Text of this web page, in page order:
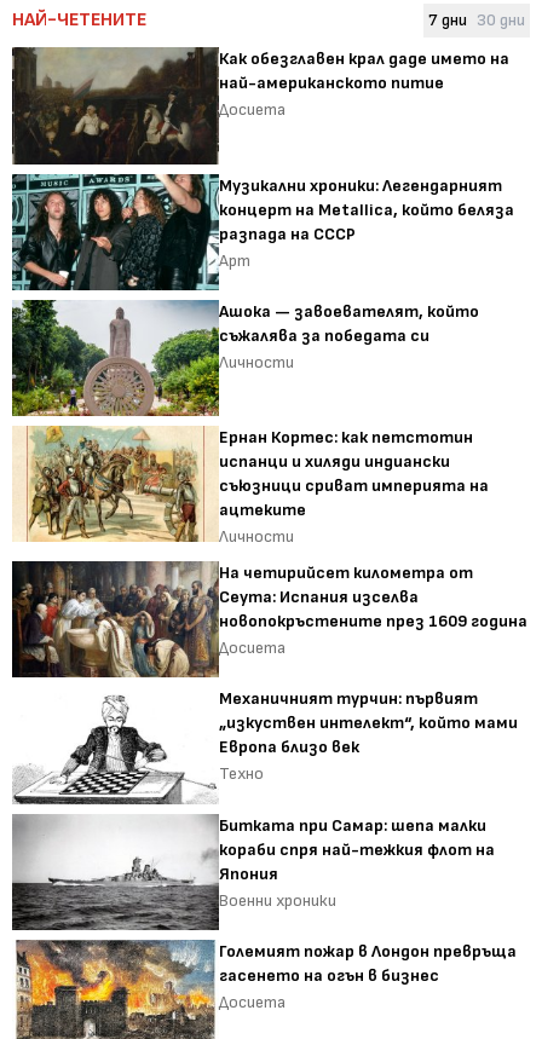
НАЙ-ЧЕТЕНИТЕ 7 дни 30 дни
Как обезглавен крал даде името на
най-американското питие
Досиета
Музикални хроники: Легендарният
концерт на Metallica, който беляза
разпада на СССР
Арт
Ашока — завоевателят, който
съжалява за победата си
Личности
Ернан Кортес: как петстотин
испанци и хиляди индиански
съюзници сриват империята на
ацтеките
Личности
На четирийсет километра от
Сеута: Испания изселва
новопокръстените през 1609 година
Досиета
Механичният турчин: първият
„изкуствен интелект“, който мами
Европа близо век
Техно
Битката при Самар: шепа малки
кораби спря най-тежкия флот на
Япония
Военни хроники
Големият пожар в Лондон превръща
гасенето на огън в бизнес
Досиета